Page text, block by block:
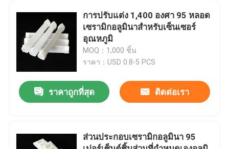
ควบคุมคุณภาพ
ติดต่อเรา
ขอใบเสนอราคา
95 อลูมินาเซรามิก
การปรับแต่ง 1,400 องศา 95 หลอด
เซรามิกอลูมินาสำหรับเซ็นเซอร์
อุณหภูมิ
MOQ：1,000 ชิ้น
ราคา：USD 0.8-5 PCS
ราคาถูกที่สุด ติดต่อเรา
ส่วนประกอบเซรามิกอลูมินา 95